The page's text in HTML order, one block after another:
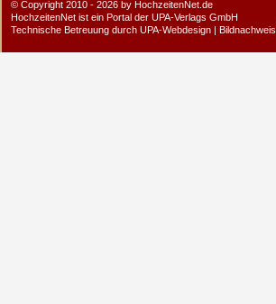
© Copyright 2010 - 2026 by HochzeitenNet.de
HochzeitenNet ist ein Portal der UPA-Verlags GmbH
Technische Betreuung durch UPA-Webdesign | Bildnachweis